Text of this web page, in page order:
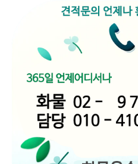
3. 보유 및 이용기간: 답변 후 6개